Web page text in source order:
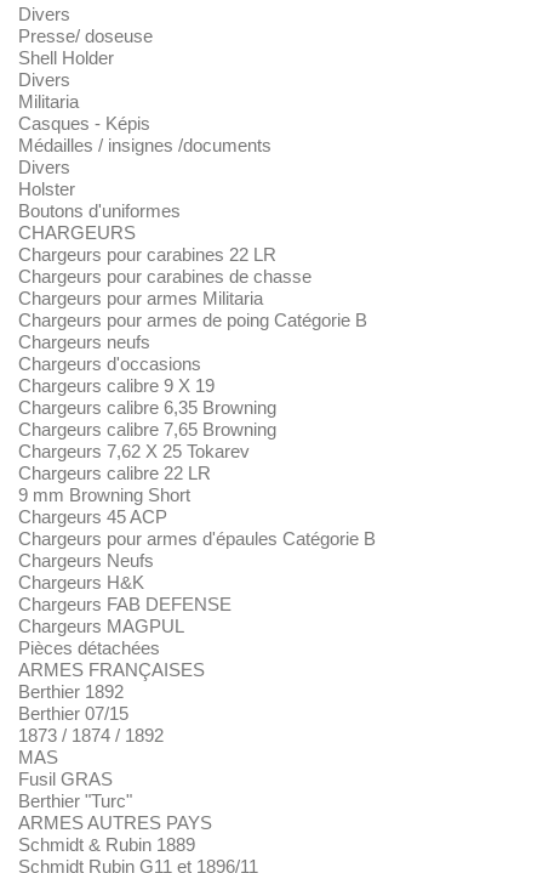
Divers
Presse/ doseuse
Shell Holder
Divers
Militaria
Casques - Képis
Médailles / insignes /documents
Divers
Holster
Boutons d'uniformes
CHARGEURS
Chargeurs pour carabines 22 LR
Chargeurs pour carabines de chasse
Chargeurs pour armes Militaria
Chargeurs pour armes de poing Catégorie B
Chargeurs neufs
Chargeurs d'occasions
Chargeurs calibre 9 X 19
Chargeurs calibre 6,35 Browning
Chargeurs calibre 7,65 Browning
Chargeurs 7,62 X 25 Tokarev
Chargeurs calibre 22 LR
9 mm Browning Short
Chargeurs 45 ACP
Chargeurs pour armes d'épaules Catégorie B
Chargeurs Neufs
Chargeurs H&K
Chargeurs FAB DEFENSE
Chargeurs MAGPUL
Pièces détachées
ARMES FRANÇAISES
Berthier 1892
Berthier 07/15
1873 / 1874 / 1892
MAS
Fusil GRAS
Berthier "Turc"
ARMES AUTRES PAYS
Schmidt & Rubin 1889
Schmidt Rubin G11 et 1896/11